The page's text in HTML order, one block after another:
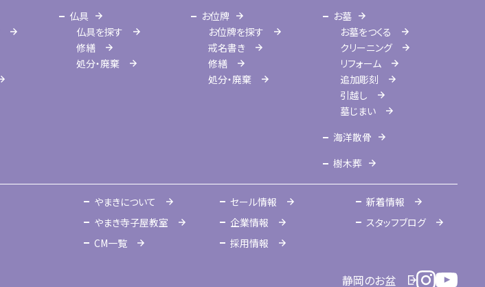
仏具
仏具を探す
修繕
処分・廃棄
お位牌
お位牌を探す
戒名書き
修繕
処分・廃棄
お墓
お墓をつくる
クリーニング
リフォーム
追加彫刻
引越し
墓じまい
海洋散骨
樹木葬
やまきについて
やまき寺子屋教室
CM一覧
セール情報
企業情報
採用情報
新着情報
スタッフブログ
静岡のお盆